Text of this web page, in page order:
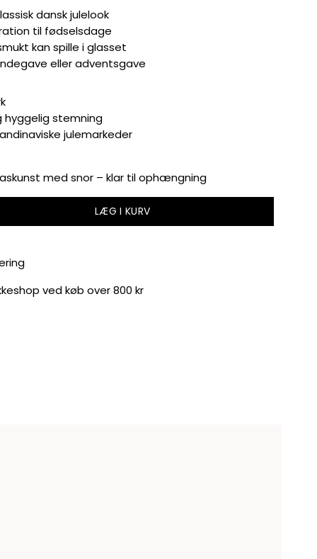
dansk julelook
til fødselsdage
kan spille i glasset
eller adventsgave
hyggelig stemning
julemarkeder
med snor – klar til ophængning
LÆG I KURV
ved køb over 800 kr